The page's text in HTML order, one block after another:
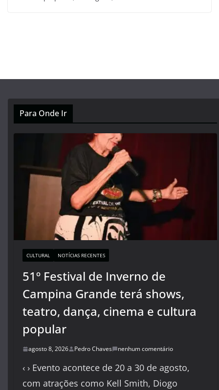
Para Onde Ir
CULTURAL NOTÍCIAS RECENTES
51º Festival de Inverno de
Campina Grande terá shows,
teatro, dança, cinema e cultura
popular
agosto 8, 2026 Pedro Chaves nenhum comentário
‹ › Evento acontece de 20 a 30 de agosto,
com atrações como Kell Smith, Diogo